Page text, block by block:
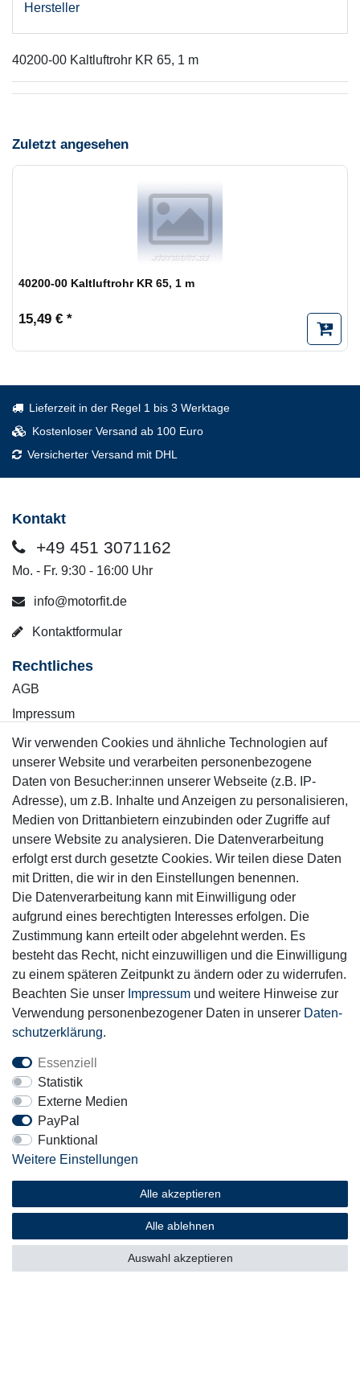
Hersteller
40200-00 Kaltluftrohr KR 65, 1 m
Zuletzt angesehen
40200-00 Kaltluftrohr KR 65, 1 m
15,49 € *
Lieferzeit in der Regel 1 bis 3 Werktage
Kostenloser Versand ab 100 Euro
Versicherter Versand mit DHL
Kontakt
+49 451 3071162
Mo. - Fr. 9:30 - 16:00 Uhr
info@motorfit.de
Kontaktformular
Rechtliches
AGB
Impressum
Wiederrufsrecht
Datenschutzerklärung
Vertrag widerrufen Kontakt
Informationen
Service
Blog
Zahlung & Versand
Sicher einkaufen
Mitglied
© Copyright 2026 | Alle Rechte vorbehalten.
Wir verwenden Cookies und ähnliche Technologien auf
unserer Website und verarbeiten personenbezogene
Daten von Besucher:innen unserer Webseite (z.B. IP-
Adresse), um z.B. Inhalte und Anzeigen zu personalisieren,
Medien von Drittanbietern einzubinden oder Zugriffe auf
unsere Website zu analysieren. Die Datenverarbeitung
erfolgt erst durch gesetzte Cookies. Wir teilen diese Daten
mit Dritten, die wir in den Einstellungen benennen.
Die Datenverarbeitung kann mit Einwilligung oder
aufgrund eines berechtigten Interesses erfolgen. Die
Zustimmung kann erteilt oder abgelehnt werden. Es
besteht das Recht, nicht einzuwilligen und die Einwilligung
zu einem späteren Zeitpunkt zu ändern oder zu widerrufen.
Beachten Sie unser Impressum und weitere Hinweise zur
Verwendung personenbezogener Daten in unserer Daten­
schutz­erklärung.
Essenziell
Statistik
Externe Medien
PayPal
Funktional
Weitere Einstellungen
Alle akzeptieren
Alle ablehnen
Auswahl akzeptieren